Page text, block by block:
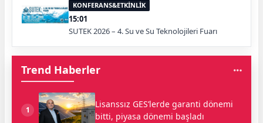
KONFERANS&ETKİNLİK
15:01
SUTEK 2026 – 4. Su ve Su Teknolojileri Fuarı
Trend Haberler
1
Lisanssız GES’lerde garanti dönemi
bitti, piyasa dönemi başladı